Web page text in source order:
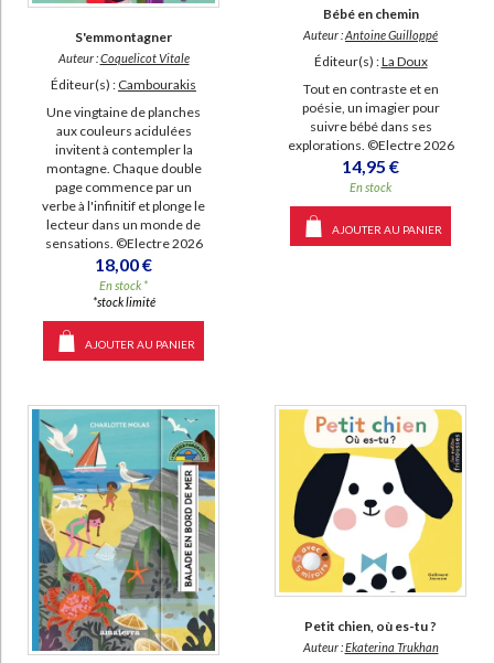
S'emmontagner
Auteur :Coquelicot Vitale
Éditeur(s) : Cambourakis
Une vingtaine de planches
aux couleurs acidulées
invitent à contempler la
montagne. Chaque double
page commence par un
verbe à l'infinitif et plonge le
lecteur dans un monde de
sensations. ©Electre 2026
18,00 €
En stock *
*stock limité
AJOUTER AU PANIER
Bébé en chemin
Auteur :Antoine Guilloppé
Éditeur(s) :La Doux
Tout en contraste et en
poésie, un imagier pour
suivre bébé dans ses
explorations. ©Electre 2026
14,95 €
En stock
AJOUTER AU PANIER
Petit chien, où es-tu ?
Auteur :Ekaterina Trukhan